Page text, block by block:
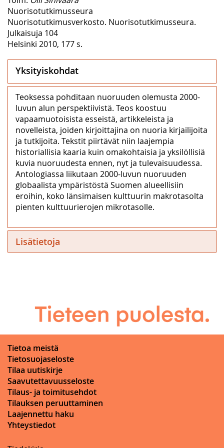
Nuorisotutkimusseura
Nuorisotutkimusverkosto. Nuorisotutkimusseura.
Julkaisuja 104
Helsinki 2010, 177 s.
Yksityiskohdat
Teoksessa pohditaan nuoruuden olemusta 2000-
luvun alun perspektiivistä. Teos koostuu
vapaamuotoisista esseistä, artikkeleista ja
novelleista, joiden kirjoittajina on nuoria kirjailijoita
ja tutkijoita. Tekstit piirtävät niin laajempia
historiallisia kaaria kuin omakohtaisia ja yksilöllisiä
kuvia nuoruudesta ennen, nyt ja tulevaisuudessa.
Antologiassa liikutaan 2000-luvun nuoruuden
globaalista ympäristöstä Suomen alueellisiin
eroihin, koko länsimaisen kulttuurin makrotasolta
pienten kulttuurierojen mikrotasolle.
Lisätietoja
Tietoa meistä
Tietosuojaseloste
Tilaa uutiskirje
Saavutettavuusseloste
Tilaus- ja toimitusehdot
Tilauksen peruuttaminen
Laajennettu haku
Yhteystiedot